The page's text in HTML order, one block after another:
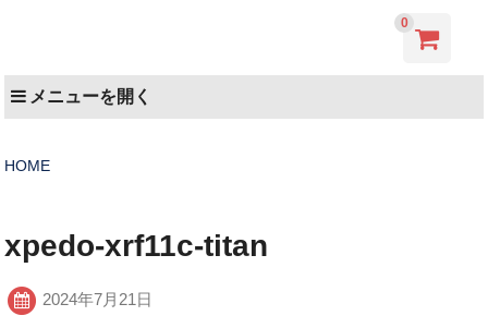
0
メニューを開く
HOME
xpedo-xrf11c-titan
2024年7月21日